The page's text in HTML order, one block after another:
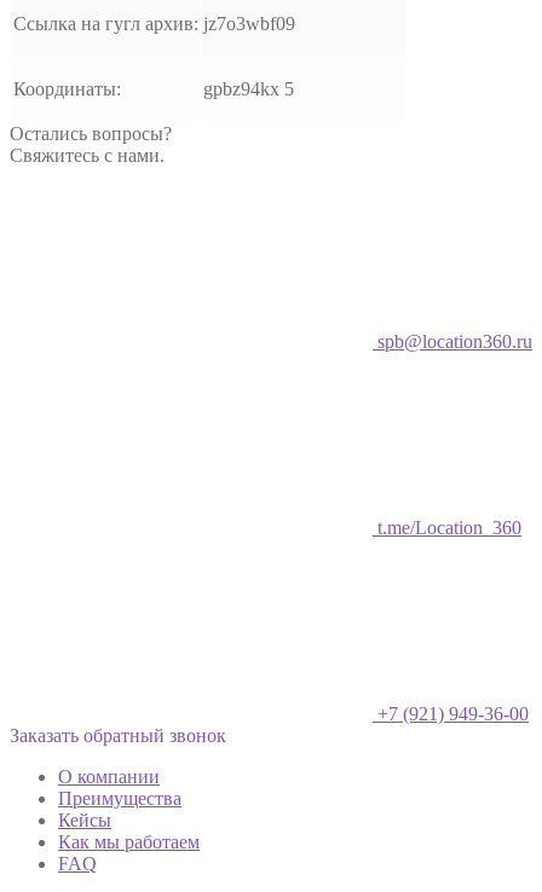
Ссылка на гугл архив: jz7o3wbf09
Координаты: gpbz94kx 5
Остались вопросы?
Свяжитесь с нами.
spb@location360.ru
t.me/Location_360
+7 (921) 949-36-00
Заказать обратный звонок
О компании
Преимущества
Кейсы
Как мы работаем
FAQ